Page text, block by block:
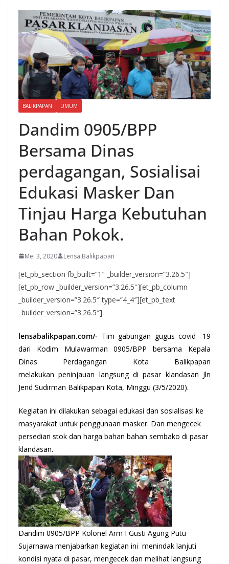
BALIKPAPAN UMUM
Dandim 0905/BPP
Bersama Dinas
perdagangan, Sosialisai
Edukasi Masker Dan
Tinjau Harga Kebutuhan
Bahan Pokok.
Mei 3, 2020 Lensa Balikpapan
[et_pb_section fb_built=”1″ _builder_version=”3.26.5″]
[et_pb_row _builder_version=”3.26.5″][et_pb_column
_builder_version=”3.26.5″ type=”4_4″][et_pb_text
_builder_version=”3.26.5″]
lensabalikpapan.com/- Tim gabungan gugus covid -19
dari Kodim Mulawarman 0905/BPP bersama Kepala
Dinas Perdagangan Kota Balikpapan
melakukan peninjauan langsung di pasar klandasan Jln
Jend Sudirman Balikpapan Kota, Minggu (3/5/2020).
Kegiatan ini dilakukan sebagai edukasi dan sosialisasi ke
masyarakat untuk penggunaan masker. Dan mengecek
persedian stok dan harga bahan bahan sembako di pasar
klandasan.
Dandim 0905/BPP Kolonel Arm I Gusti Agung Putu
Sujarnawa menjabarkan kegiatan ini menindak lanjuti
kondisi nyata di pasar, mengecek dan melihat langsung